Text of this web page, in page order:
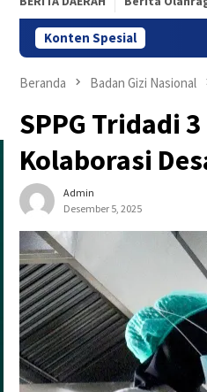
Konten Spesial Lapas
Beranda Badan Gizi Nasional
SPPG Tridadi
Kolaborasi
Admin
Desember 5, 2025